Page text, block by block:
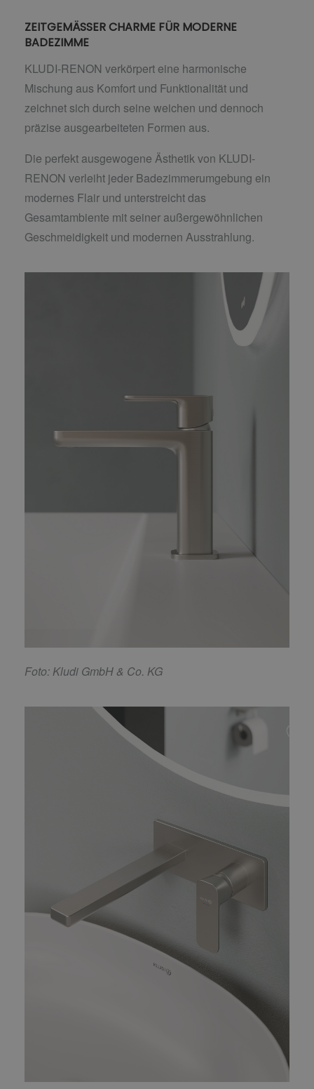
ZEITGEMÄSSER CHARME FÜR MODERNE
BADEZIMME
KLUDI-RENON verkörpert eine harmonische
Mischung aus Komfort und Funktionalität und
zeichnet sich durch seine weichen und dennoch
präzise ausgearbeiteten Formen aus.
Die perfekt ausgewogene Ästhetik von KLUDI-
RENON verleiht jeder Badezimmerumgebung ein
modernes Flair und unterstreicht das
Gesamtambiente mit seiner außergewöhnlichen
Geschmeidigkeit und modernen Ausstrahlung.
Foto: Kludi GmbH & Co. KG